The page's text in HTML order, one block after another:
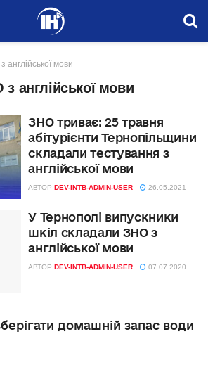
англійської мови
англійської мови
ЗНО триває: 25 травня
абітурієнти Тернопільщини
складали тестування з
англійської мови
АВТОР DEV-INTB-ADMIN-USER 26.05.2021
У Тернополі випускники
шкіл складали ЗНО з
англійської мови
АВТОР DEV-INTB-ADMIN-USER 07.07.2020
домашній запас води